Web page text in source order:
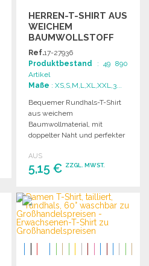
HERREN-T-SHIRT AUS
WEICHEM
BAUMWOLLSTOFF
Ref.17-27936
Produktbestand : 49 890
Artikel
Maße : XS,S,M,L,XL,XXL,3...
Bequemer Rundhals-T-Shirt
aus weichem
Baumwollmaterial, mit
doppelter Naht und perfekter
Stickerei.
AUS
5,15 € ZZGL. MWST.
BESTELLEN
Angebot anfordern